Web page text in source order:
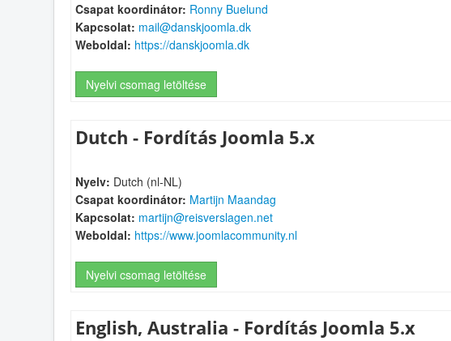
Csapat koordinátor: Ronny Buelund
Kapcsolat: mail@danskjoomla.dk
Weboldal: https://danskjoomla.dk
Nyelvi csomag letöltése
Dutch - Fordítás Joomla 5.x
Nyelv: Dutch (nl-NL)
Csapat koordinátor: Martijn Maandag
Kapcsolat: martijn@reisverslagen.net
Weboldal: https://www.joomlacommunity.nl
Nyelvi csomag letöltése
English, Australia - Fordítás Joomla 5.x